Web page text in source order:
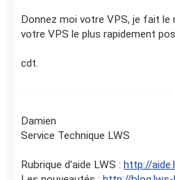
Donnez moi votre VPS, je fait le
votre VPS le plus rapidement
cdt.
Damien
Service Technique LWS
Rubrique d'aide LWS : http://